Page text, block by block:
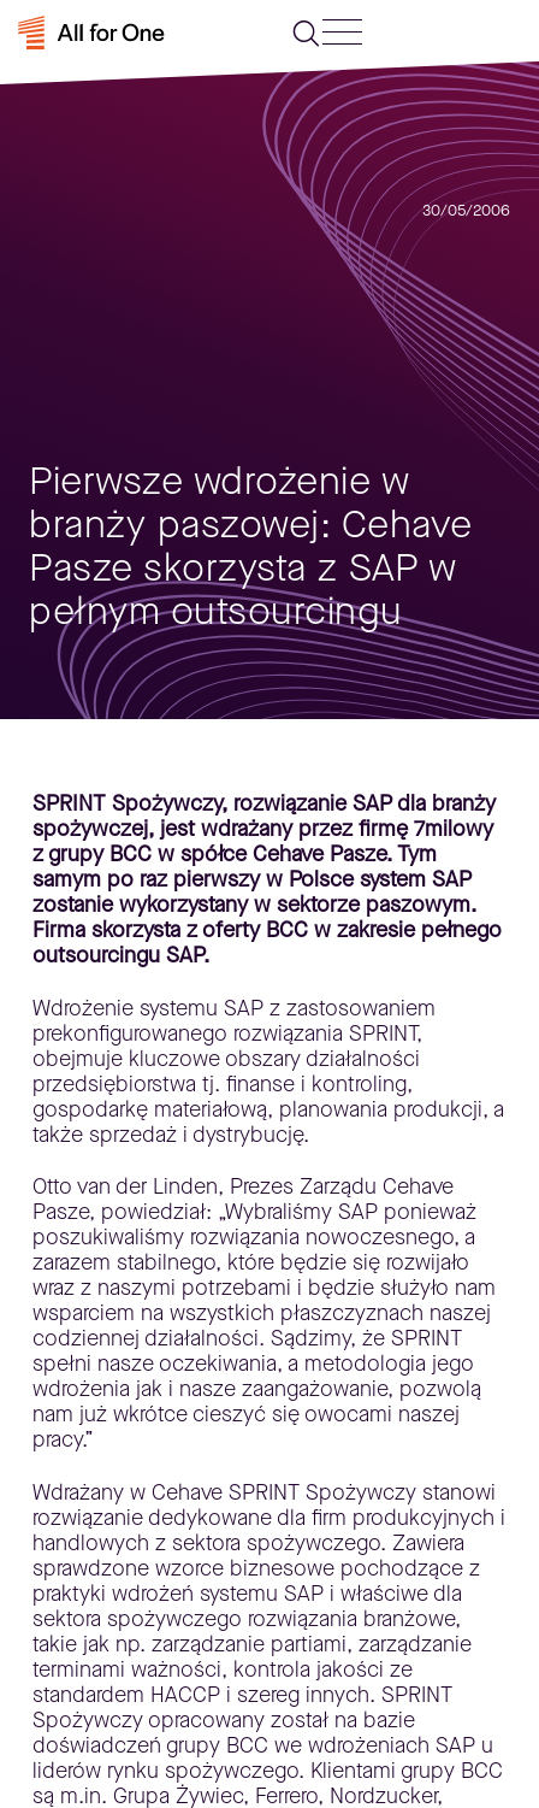
30/05/2006
Pierwsze wdrożenie w
branży paszowej: Cehave
Pasze skorzysta z SAP w
pełnym outsourcingu
SPRINT Spożywczy, rozwiązanie SAP dla branży
spożywczej, jest wdrażany przez firmę 7milowy
z grupy BCC w spółce Cehave Pasze. Tym
samym po raz pierwszy w Polsce system SAP
zostanie wykorzystany w sektorze paszowym.
Firma skorzysta z oferty BCC w zakresie pełnego
outsourcingu SAP.
Wdrożenie systemu SAP z zastosowaniem
prekonfigurowanego rozwiązania SPRINT,
obejmuje kluczowe obszary działalności
przedsiębiorstwa tj. finanse i kontroling,
gospodarkę materiałową, planowania produkcji, a
także sprzedaż i dystrybucję.
Otto van der Linden, Prezes Zarządu Cehave
Pasze, powiedział: „Wybraliśmy SAP ponieważ
poszukiwaliśmy rozwiązania nowoczesnego, a
zarazem stabilnego, które będzie się rozwijało
wraz z naszymi potrzebami i będzie służyło nam
wsparciem na wszystkich płaszczyznach naszej
codziennej działalności. Sądzimy, że SPRINT
spełni nasze oczekiwania, a metodologia jego
wdrożenia jak i nasze zaangażowanie, pozwolą
nam już wkrótce cieszyć się owocami naszej
pracy.”
Wdrażany w Cehave SPRINT Spożywczy stanowi
rozwiązanie dedykowane dla firm produkcyjnych i
handlowych z sektora spożywczego. Zawiera
sprawdzone wzorce biznesowe pochodzące z
praktyki wdrożeń systemu SAP i właściwe dla
sektora spożywczego rozwiązania branżowe,
takie jak np. zarządzanie partiami, zarządzanie
terminami ważności, kontrola jakości ze
standardem HACCP i szereg innych. SPRINT
Spożywczy opracowany został na bazie
doświadczeń grupy BCC we wdrożeniach SAP u
liderów rynku spożywczego. Klientami grupy BCC
są m.in. Grupa Żywiec, Ferrero, Nordzucker,